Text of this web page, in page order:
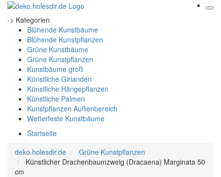
-> Kategorien
Blühende Kunstbäume
Blühende Kunstpflanzen
Grüne Kunstbäume
Grüne Kunstpflanzen
Kunstbäume groß
Künstliche Girlanden
Künstliche Hängepflanzen
Künstliche Palmen
Kunstpflanzen Außenbereich
Wetterfeste Kunstbäume
Startseite
deko.holesdir.de
Grüne Kunstpflanzen
Künstlicher Drachenbaumzweig (Dracaena) Marginata 50
cm